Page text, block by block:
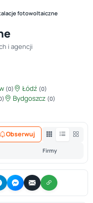
fotowoltaiczne
i agencji
(0) Łódź (0)
Bydgoszcz (0)
Firmy
Obserwuj